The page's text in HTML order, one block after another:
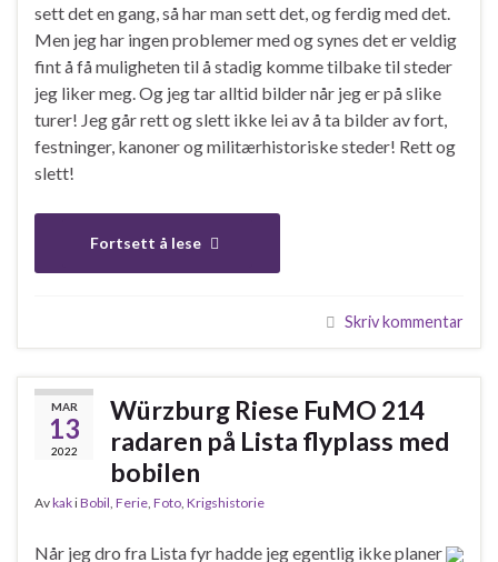
sett det en gang, så har man sett det, og ferdig med det.
Men jeg har ingen problemer med og synes det er veldig
fint å få muligheten til å stadig komme tilbake til steder
jeg liker meg. Og jeg tar alltid bilder når jeg er på slike
turer! Jeg går rett og slett ikke lei av å ta bilder av fort,
festninger, kanoner og militærhistoriske steder! Rett og
slett!
Fortsett å lese
Skriv kommentar
MAR
13
2022
Würzburg Riese FuMO 214
radaren på Lista flyplass med
bobilen
AvkakiBobil Ferie Foto Krigshistorie
Når jeg dro fra Lista fyr hadde jeg egentlig ikke planer